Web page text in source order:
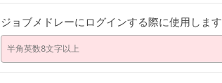
ジョブメドレーにログインする際に使用します